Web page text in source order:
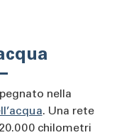
nella
. Una rete
chilometri